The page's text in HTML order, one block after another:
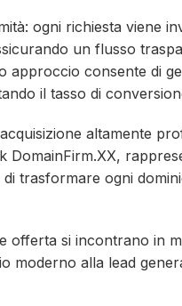
ogni richiesta viene
un flusso
approccio consente di
il tasso di
altamente
DomainFirm.XX,
trasformare ogni
offerta si incontrano in
moderno alla lead